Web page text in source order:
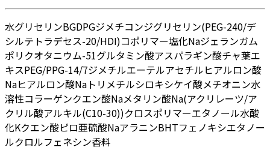
水グリセリンBGDPGジメチコンジグリセリン(PEG-240/デ
シルテトラデセス-20/HDI)コポリマー塩化Naジェランガム
ポリクオタニウム-51グルタミン酸アスパラギン酸チャ葉エ
キスPEG/PPG-14/7ジメチルエーテルアセチルヒアルロン酸
Naヒアルロン酸Na トリメチルシロキシケイ酸メチオニン水
溶性コラーゲンクエン酸Naメタリン酸Na(アクリレーツ/ア
クリル酸アルキル(C10-30))クロスポリマーエタノール水酸
化Kクエン酸ピロ亜硫酸NaアラニンBHTフェノキシエタノー
ルクロルフェネシン香料